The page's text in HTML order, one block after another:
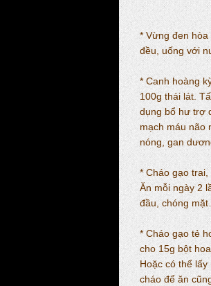
* Vừng đen
đều, uống với
* Canh hoàng
100g thái lát.
dụng bổ hư trợ
mạch máu não
nóng, gan
* Cháo gạo
Ăn mỗi ngày 2
đầu, chóng
* Cháo gạo tẻ
cho 15g bột
Hoặc có thể
cháo để ăn